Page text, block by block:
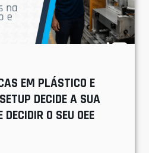
EM PLÁSTICO E
DECIDE A SUA
O SEU OEE